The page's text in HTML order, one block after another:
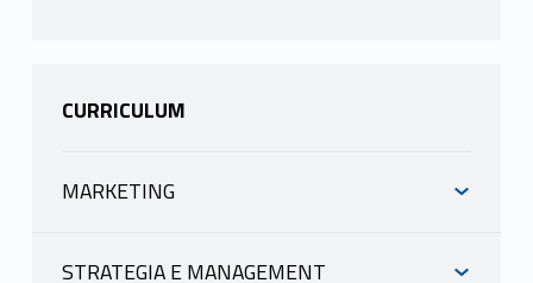
CURRICULUM
MARKETING
STRATEGIA E MANAGEMENT